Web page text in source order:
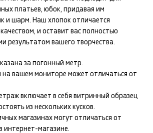
платьев, юбок, придавая им
и шарм. Наш хлопок отличается
и оставит вас полностью
результатом вашего творчества.
за погонный метр.
вашем мониторе может отличаться от
включает в себя витринный образец
из нескольких кусков.
магазинах могут отличаться от
интернет-магазине.